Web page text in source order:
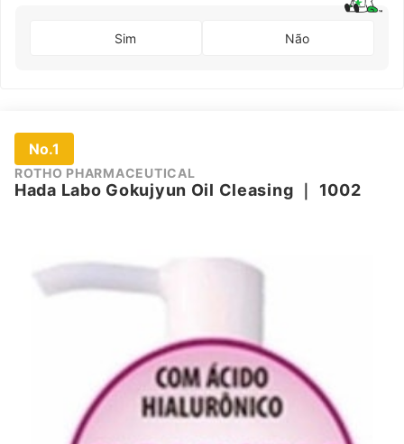
Sim Não
No.1
ROTHO PHARMACEUTICAL
Hada Labo Gokujyun Oil Cleasing 1002